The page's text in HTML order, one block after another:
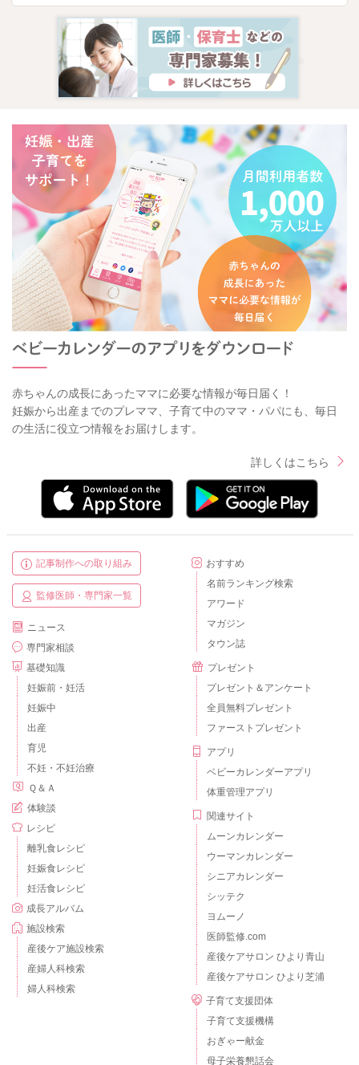
赤ちゃんの成長にあったママに必要な情報が毎日届く！
妊娠から出産までのプレママ、子育て中のママ・パパにも、毎日
の生活に役立つ情報をお届けします。
詳しくはこちら
記事制作への取り組み
監修医師・専門家一覧
ニュース
専門家相談
基礎知識
妊娠前・妊活
妊娠中
出産
育児
不妊・不妊治療
Ｑ＆Ａ
体験談
レシピ
離乳食レシピ
妊娠食レシピ
妊活食レシピ
成長アルバム
施設検索
産後ケア施設検索
産婦人科検索
婦人科検索
おすすめ
名前ランキング検索
アワード
マガジン
タウン誌
プレゼント
プレゼント＆アンケート
全員無料プレゼント
ファーストプレゼント
アプリ
ベビーカレンダーアプリ
体重管理アプリ
関連サイト
ムーンカレンダー
ウーマンカレンダー
シニアカレンダー
シッテク
ヨムーノ
医師監修.com
産後ケアサロン ひより青山
産後ケアサロン ひより芝浦
子育て支援団体
子育て支援機構
おぎゃー献金
母子栄養懇話会